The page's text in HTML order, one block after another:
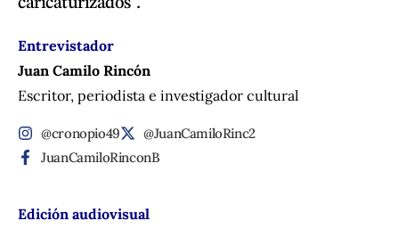
Entrevistador
Juan Camilo Rincón
Escritor, periodista e investigador cultural
@cronopio49
@JuanCamiloRinc2
JuanCamiloRinconB
Edición audiovisual